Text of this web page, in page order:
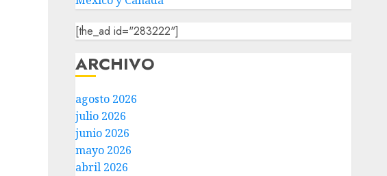
[the_ad id="283222"]
ARCHIVO
agosto 2026
julio 2026
junio 2026
mayo 2026
abril 2026